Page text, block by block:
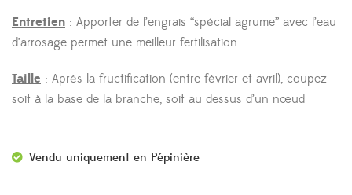
Entretien : Apporter de l’engrais “spécial agrume” avec l’eau
d’arrosage permet une meilleur fertilisation
Taille : Après la fructification (entre février et avril), coupez
soit à la base de la branche, soit au dessus d’un nœud
Vendu uniquement en Pépinière